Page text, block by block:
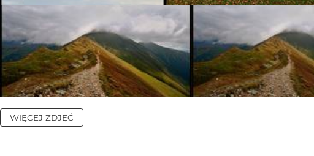
WIĘCEJ ZDJĘĆ